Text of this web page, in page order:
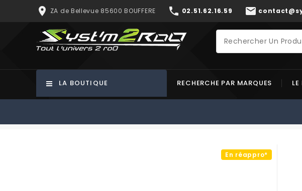
place ZA de Bellevue 85600 BOUFFERE phone 02.51.62.16.59 mail
LA BOUTIQUE RECHERCHE PAR MARQUES
En réappro*